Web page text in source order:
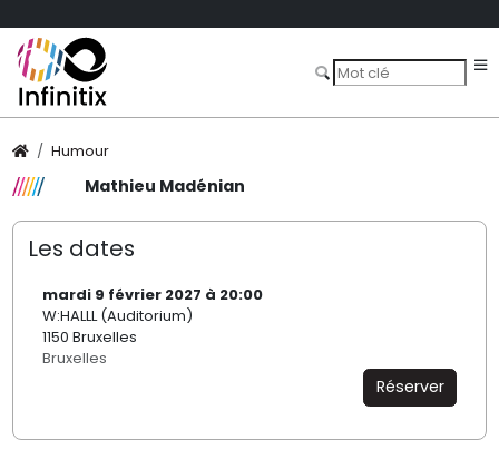
Humour
Mathieu Madénian
Les dates
mardi 9 février 2027 à 20:00
W:HALLL (Auditorium)
1150 Bruxelles
Bruxelles
Réserver